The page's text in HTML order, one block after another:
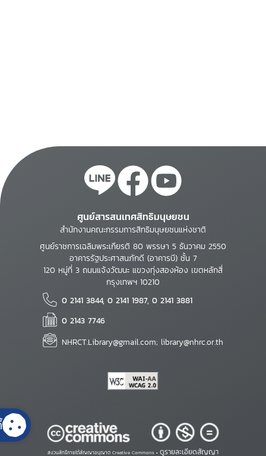
ศูนย์สารสนเทศสิทธิมนุษยชน
สำนักงานคณะกรรมการสิทธิมนุษยชนแห่งชาติ
ศูนย์ราชการเฉลิมพระเกียรติ 80 พรรษา 5 ธันวาคม 2550
อาคารรัฐประศาสนภักดี (อาคารบี) ชั้น 7
120 หมู่ที่ 3 ถนนแจ้งวัฒนะ แขวงทุ่งสองห้อง เขตหลักสี่
กรุงเทพฯ 10210
0 2141 3844, 0 2141 1987, 0 2141 3881
0 2143 7746
NHRCT.Library@gmail.com; library@nhrc.or.th
สงวนสิทธิ์ภายใต้สัญญาอนุญาต Creative Commons • ดูรายละเอียดสัญญา